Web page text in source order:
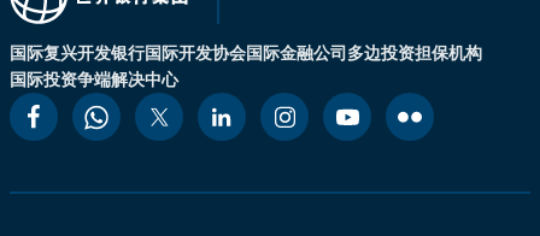
国际复兴开发银行国际开发协会国际金融公司多边投资担保机构
国际投资争端解决中心